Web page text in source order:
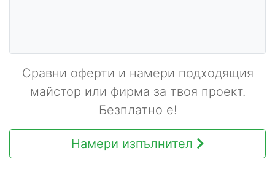
Сравни оферти и намери подходящия
майстор или фирма за твоя проект.
Безплатно е!
Намери изпълнител